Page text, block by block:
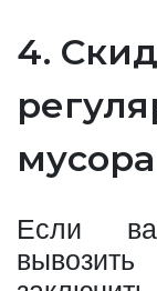
4.
мусора
Если